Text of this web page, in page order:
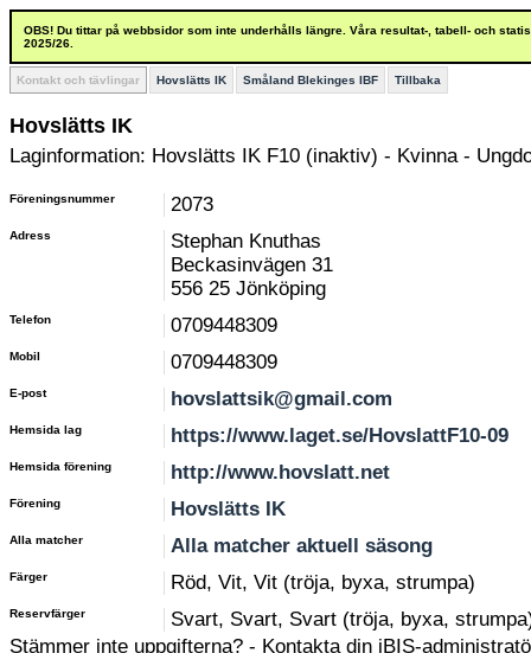
OBS! Du tittar på webbsidor som inte underhålls längre. Våra resultat-, tabell- och
2025/26.
Kontakt och tävlingar Hovslätts IK Småland Blekinges IBF Tillbaka
Hovslätts IK
Laginformation: Hovslätts IK F10 (inaktiv) - Kvinna -
Föreningsnummer 2073
Adress
Stephan Knuthas
Beckasinvägen 31
556 25 Jönköping
Telefon 0709448309
Mobil 0709448309
E-post hovslattsik@gmail.com
Hemsida lag https://www.laget.se/HovslattF10-09
Hemsida förening http://www.hovslatt.net
Förening Hovslätts IK
Alla matcher Alla matcher aktuell säsong
Färger Röd, Vit, Vit (tröja, byxa, strumpa)
Reservfärger
Svart, Svart, Svart (tröja, byxa,
Stämmer inte uppgifterna? - Kontakta din iBIS-